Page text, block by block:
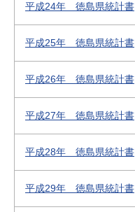
平成24年 徳島県統計書
平成25年 徳島県統計書
平成26年 徳島県統計書
平成27年 徳島県統計書
平成28年 徳島県統計書
平成29年 徳島県統計書